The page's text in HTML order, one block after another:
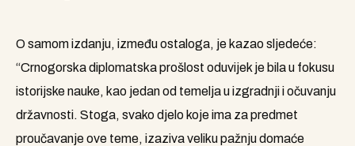
O samom izdanju, između ostaloga, je kazao sljedeće:
“Crnogorska diplomatska prošlost oduvijek je bila u fokusu
istorijske nauke, kao jedan od temelja u izgradnji i očuvanju
državnosti. Stoga, svako djelo koje ima za predmet
proučavanje ove teme, izaziva veliku pažnju domaće